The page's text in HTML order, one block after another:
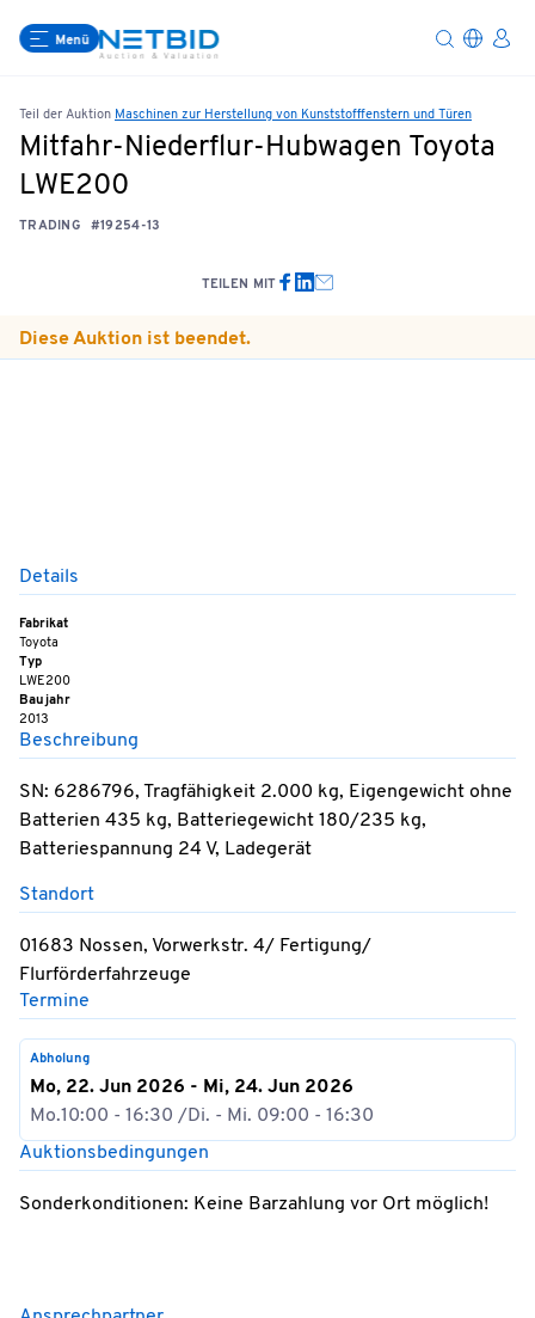
Menü
Teil der Auktion Maschinen zur Herstellung von Kunststofffenstern und Türen
Mitfahr-Niederflur-Hubwagen Toyota
LWE200
TRADING #19254-13
TEILEN MIT
Diese Auktion ist beendet.
Details
Fabrikat
Toyota
Typ
LWE200
Baujahr
2013
Beschreibung
SN: 6286796, Tragfähigkeit 2.000 kg, Eigengewicht ohne
Batterien 435 kg, Batteriegewicht 180/235 kg,
Batteriespannung 24 V, Ladegerät
Standort
01683 Nossen, Vorwerkstr. 4/ Fertigung/
Flurförderfahrzeuge
Termine
Abholung
Mo, 22. Jun 2026 - Mi, 24. Jun 2026
Mo.10:00 - 16:30 /Di. - Mi. 09:00 - 16:30
Auktionsbedingungen
Sonderkonditionen: Keine Barzahlung vor Ort möglich!